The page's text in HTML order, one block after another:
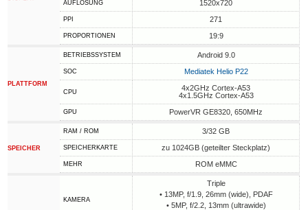
AUFLÖSUNG 1520x720
PPI 271
PROPORTIONEN 19:9
PLATTFORM
BETRIEBSSYSTEM Android 9.0
SOC Mediatek Helio P22
CPU
4x2GHz Cortex-A53
4x1.5GHz Cortex-A53
GPU PowerVR GE8320, 650MHz
SPEICHER
RAM / ROM 3/32 GB
SPEICHERKARTE zu 1024GB (geteilter Steckplatz)
MEHR ROM eMMC
KAMERA
Triple
• 13MP, f/1.9, 26mm (wide), PDAF
• 5MP, f/2.2, 13mm (ultrawide)